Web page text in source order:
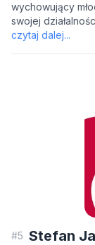
wychowujący
swojej
czytaj dalej...
#5 Stefan